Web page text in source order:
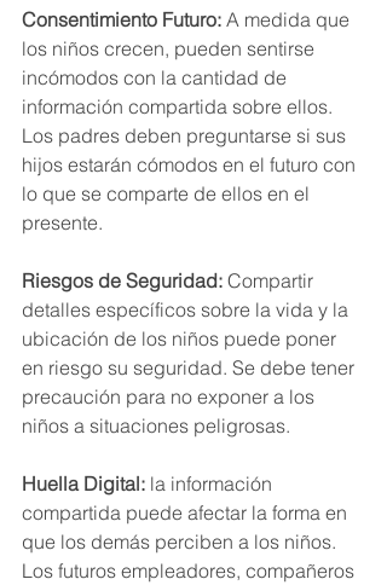
Consentimiento Futuro: A medida que
los niños crecen, pueden sentirse
incómodos con la cantidad de
información compartida sobre ellos.
Los padres deben preguntarse si sus
hijos estarán cómodos en el futuro con
lo que se comparte de ellos en el
presente.
Riesgos de Seguridad: Compartir
detalles específicos sobre la vida y la
ubicación de los niños puede poner
en riesgo su seguridad. Se debe tener
precaución para no exponer a los
niños a situaciones peligrosas.
Huella Digital: la información
compartida puede afectar la forma en
que los demás perciben a los niños.
Los futuros empleadores, compañeros